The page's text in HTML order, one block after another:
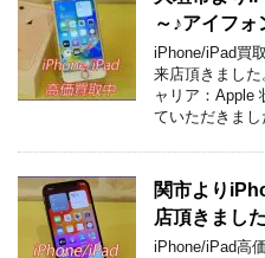
～♪アイフ
iPhone/iPad買
来店頂きまし
ャリア：Apple
ていただきま
関市より
店頂きました
iPhone/iPad高